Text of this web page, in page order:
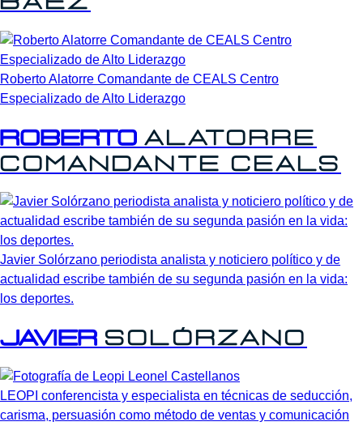
Roberto Alatorre Comandante de CEALS Centro
Especializado de Alto Liderazgo
Roberto Alatorre
Comandante CEALS
Javier Solórzano periodista analista y noticiero político y de
actualidad escribe también de su segunda pasión en la vida:
los deportes.
Javier Solórzano
LEOPI conferencista y especialista en técnicas de seducción,
carisma, persuasión como método de ventas y comunicación